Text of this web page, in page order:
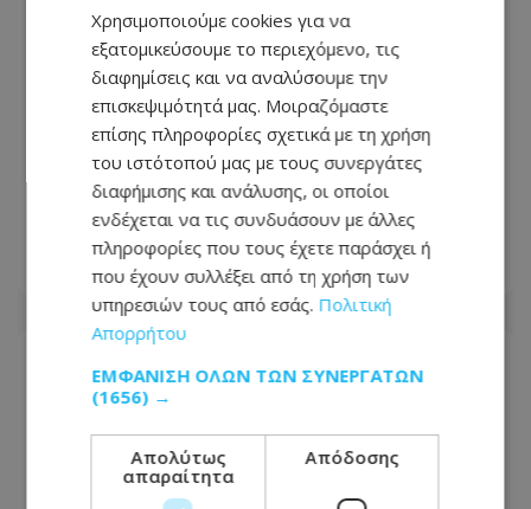
«Στον αέρα» η ακτοπλοϊκή σύνδεση
Κύπρου – Ελλάδας - «Δεν έγινε
βιώσιμη η γραμμή»
07.08.2026 - 15:44
Χρησιμοποιούμε cookies για να
εξατομικεύσουμε το περιεχόμενο, τις
διαφημίσεις και να αναλύσουμε την
επισκεψιμότητά μας. Μοιραζόμαστε
επίσης πληροφορίες σχετικά με τη χρήση
του ιστότοπού μας με τους συνεργάτες
διαφήμισης και ανάλυσης, οι οποίοι
ενδέχεται να τις συνδυάσουν με άλλες
πληροφορίες που τους έχετε παράσχει ή
που έχουν συλλέξει από τη χρήση των
υπηρεσιών τους από εσάς. Πολιτική
Απορρήτου
ΕΜΦΆΝΙΣΗ ΌΛΩΝ ΤΩΝ ΣΥΝΕΡΓΑΤΏΝ
(1656) →
Απολύτως
απαραίτητα
Απόδοσης